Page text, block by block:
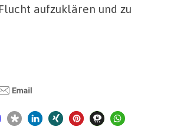
aufzuklären und zu